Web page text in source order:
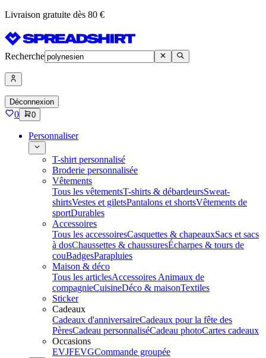
Livraison gratuite dès 80 €
Recherche
Déconnexion
0 0
Personnaliser
T-shirt personnalisé
Broderie personnalisée
Vêtements
Tous les vêtementsT-shirts & débardeursSweat-
shirtsVestes et giletsPantalons et shortsVêtements de
sportDurables
Accessoires
Tous les accessoiresCasquettes & chapeauxSacs et sacs
à dosChaussettes & chaussuresÉcharpes & tours de
couBadgesParapluies
Maison & déco
Tous les articlesAccessoires Animaux de
compagnieCuisineDéco & maisonTextiles
Sticker
Cadeaux
Cadeaux d'anniversaireCadeaux pour la fête des
PèresCadeau personnaliséCadeau photoCartes cadeaux
Occasions
EVJFEVGCommande groupée